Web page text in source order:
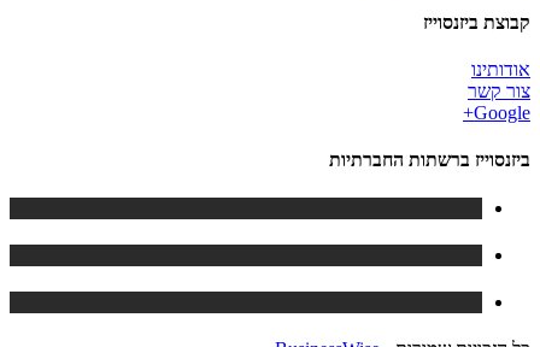
קבוצת ביזנסוייז
אודותינו
צור קשר
Google+
ביזנסוייז ברשתות החברתיות